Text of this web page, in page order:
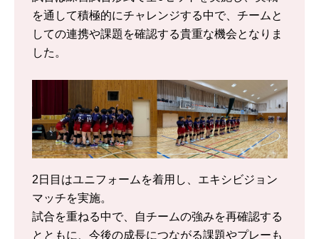
を通して積極的にチャレンジする中で、チームと
しての連携や課題を確認する貴重な機会となりま
した。
2日目はユニフォームを着用し、エキシビジョン
マッチを実施。
試合を重ねる中で、自チームの強みを再確認する
とともに、今後の成長につながる課題やプレーも